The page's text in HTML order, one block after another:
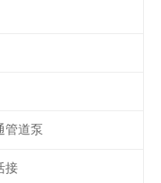
管道泵
接